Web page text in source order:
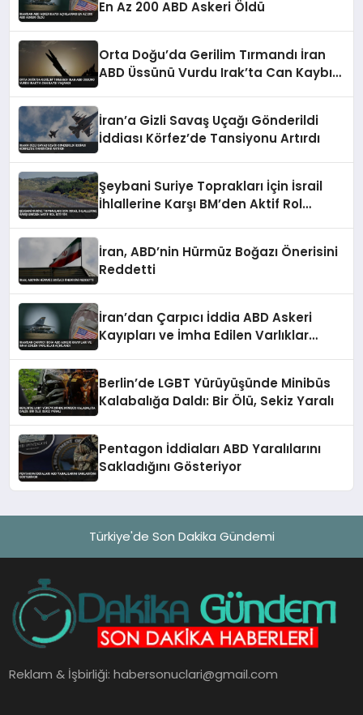
En Az 200 ABD Askeri Öldü
Orta Doğu’da Gerilim Tırmandı İran
ABD Üssünü Vurdu Irak’ta Can Kaybı
İran’a Gizli Savaş Uçağı Gönderildi
İddiası Körfez’de Tansiyonu Artırdı
Şeybani Suriye Toprakları İçin İsrail
İhlallerine Karşı BM’den Aktif Rol
İran, ABD’nin Hürmüz Boğazı Önerisini
Reddetti
İran’dan Çarpıcı İddia ABD Askeri
Kayıpları ve İmha Edilen Varlıklar
Berlin’de LGBT Yürüyüşünde Minibüs
Kalabalığa Daldı: Bir Ölü, Sekiz Yaralı
Pentagon İddiaları ABD Yaralılarını
Sakladığını Gösteriyor
Türkiye'de Son Dakika Gündemi
Reklam & İşbirliği:habersonuclari@gmail.com